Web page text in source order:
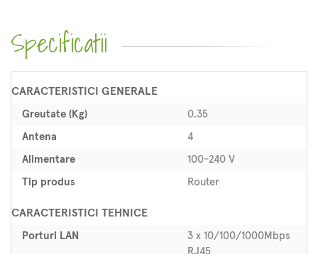
Specificatii
CARACTERISTICI GENERALE
Greutate (Kg) 0.35
Antena 4
Alimentare 100-240 V
Tip produs Router
CARACTERISTICI TEHNICE
Porturi LAN
3 x 10/100/1000Mbps
RJ45